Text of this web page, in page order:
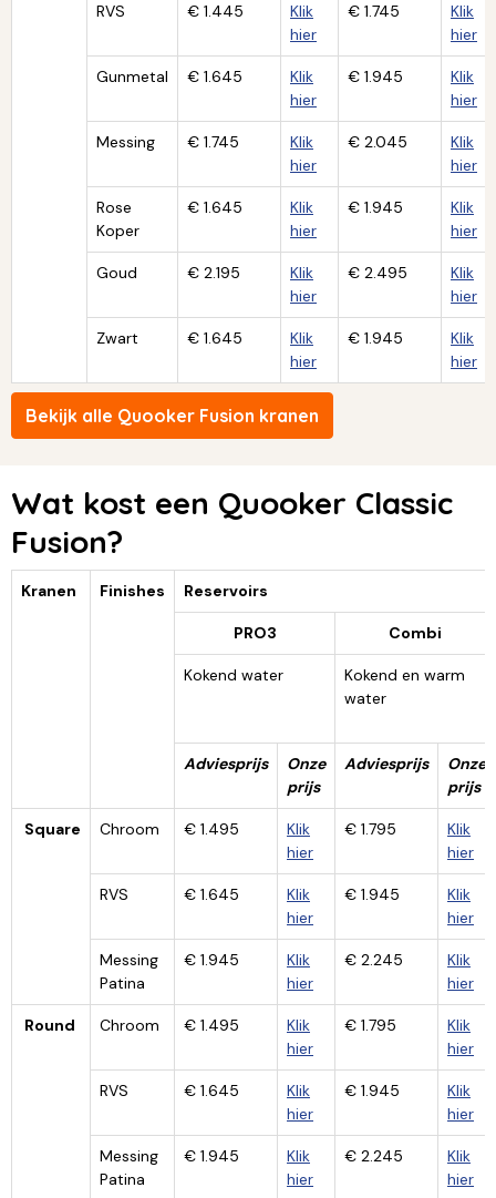
RVS € 1.445
Klik
hier
€ 1.745
Klik
hier
Gunmetal € 1.645
Klik
hier
€ 1.945
Klik
hier
Messing € 1.745
Klik
hier
€ 2.045
Klik
hier
Rose
Koper
€ 1.645
Klik
hier
€ 1.945
Klik
hier
Goud € 2.195
Klik
hier
€ 2.495
Klik
hier
Zwart € 1.645
Klik
hier
€ 1.945
Klik
hier
Bekijk alle Quooker Fusion kranen
Wat kost een Quooker Classic
Fusion?
Kranen Finishes Reservoirs
PRO3 Combi
Kokend water
Kokend en warm
water
Adviesprijs
Onze
prijs
Adviesprijs
Onze
prijs
Square Chroom € 1.495
Klik
hier
€ 1.795
Klik
hier
RVS € 1.645
Klik
hier
€ 1.945
Klik
hier
Messing
Patina
€ 1.945
Klik
hier
€ 2.245
Klik
hier
Round Chroom € 1.495
Klik
hier
€ 1.795
Klik
hier
RVS € 1.645
Klik
hier
€ 1.945
Klik
hier
Messing
Patina
€ 1.945
Klik
hier
€ 2.245
Klik
hier